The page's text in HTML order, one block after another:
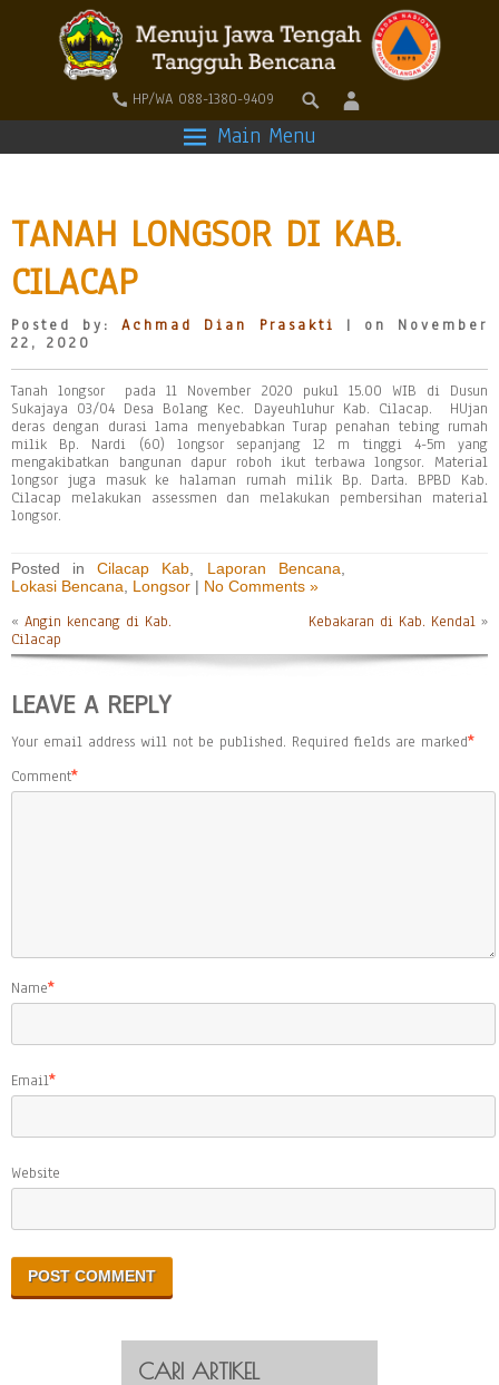
HP/WA 088-1380-9409
Main Menu
TANAH LONGSOR DI KAB.
CILACAP
Posted by:Achmad Dian Prasakti
| on November
22, 2020
Tanah longsor pada 11 November 2020 pukul 15.00 WIB di Dusun
Sukajaya 03/04 Desa Bolang Kec. Dayeuhluhur Kab. Cilacap. HUjan
deras dengan durasi lama menyebabkan Turap penahan tebing rumah
milik Bp. Nardi (60) longsor sepanjang 12 m tinggi 4-5m yang
mengakibatkan bangunan dapur roboh ikut terbawa longsor. Material
longsor juga masuk ke halaman rumah milik Bp. Darta. BPBD Kab.
Cilacap melakukan assessmen dan melakukan pembersihan material
longsor.
Posted inCilacap Kab Laporan Bencana
Lokasi Bencana
Longsor | No Comments »
« Angin kencang di Kab.
Cilacap
Kebakaran di Kab. Kendal »
LEAVE A REPLY
Your email address will not be published. Required fields are marked*
Comment*
Name*
Email*
Website
CARI ARTIKEL